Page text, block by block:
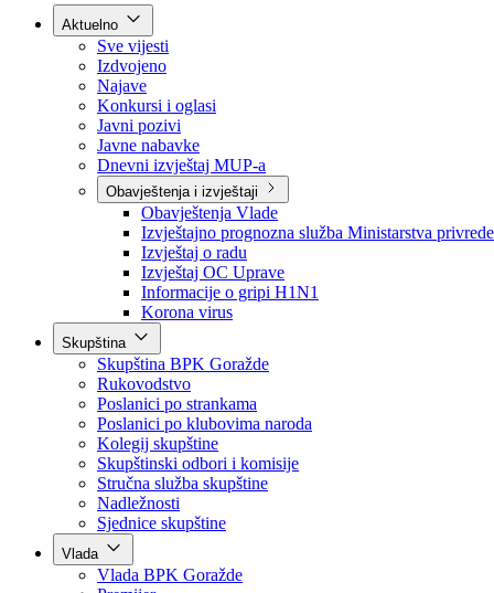
Kontakt
Aktuelno
Sve vijesti
Izdvojeno
Najave
Konkursi i oglasi
Javni pozivi
Javne nabavke
Dnevni izvještaj MUP-a
Obavještenja i izvještaji
Obavještenja Vlade
Izvještajno prognozna služba Ministarstva privrede
Izvještaj o radu
Izvještaj OC Uprave
Informacije o gripi H1N1
Korona virus
Skupština
Skupština BPK Goražde
Rukovodstvo
Poslanici po strankama
Poslanici po klubovima naroda
Kolegij skupštine
Skupštinski odbori i komisije
Stručna služba skupštine
Nadležnosti
Sjednice skupštine